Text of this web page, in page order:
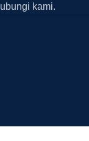
kami.